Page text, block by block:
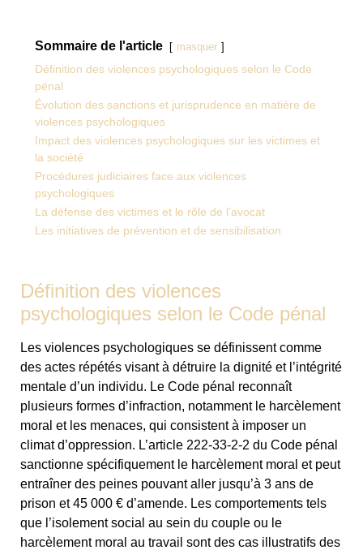
Sommaire de l'article masquer
Définition des violences psychologiques selon le Code
pénal
Évolution des sanctions et jurisprudence en matière de
violences psychologiques
Impact des violences psychologiques sur les victimes et
la société
Procédures judiciaires face aux violences
psychologiques
La défense des victimes et le rôle de l’avocat
Les initiatives de prévention et de sensibilisation
Définition des violences
psychologiques selon le Code pénal
Les violences psychologiques se définissent comme
des actes répétés visant à détruire la dignité et l’intégrité
mentale d’un individu. Le Code pénal reconnaît
plusieurs formes d’infraction, notamment le harcèlement
moral et les menaces, qui consistent à imposer un
climat d’oppression. L’article 222-33-2-2 du Code pénal
sanctionne spécifiquement le harcèlement moral et peut
entraîner des peines pouvant aller jusqu’à 3 ans de
prison et 45 000 € d’amende. Les comportements tels
que l’isolement social au sein du couple ou le
harcèlement moral au travail sont des cas illustratifs des